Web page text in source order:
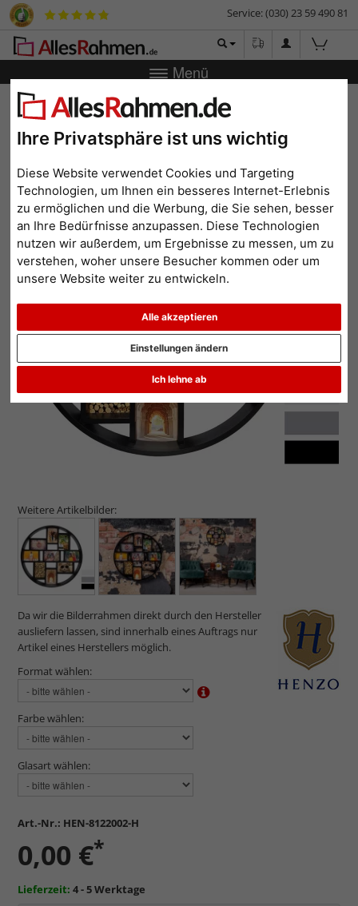
Ihre Privatsphäre ist uns wichtig
Diese Website verwendet Cookies und Targeting
Technologien, um Ihnen ein besseres Internet-Erlebnis
zu ermöglichen und die Werbung, die Sie sehen, besser
an Ihre Bedürfnisse anzupassen. Diese Technologien
nutzen wir außerdem, um Ergebnisse zu messen, um zu
verstehen, woher unsere Besucher kommen oder um
unsere Website weiter zu entwickeln.
Alle akzeptieren
Ich lehne ab
Einstellungen ändern
Service: (030) 23 59 490 81
Menü
Zurück Bilderrahmen-Shop Bilderrahmen
Discus
Collagerahmen Discus
Zurück
Weitere Artikelbilder:
Da wir die Bilderrahmen direkt durch den Hersteller
ausliefern lassen, sind innerhalb eines Auftrags nur
Artikel eines Herstellers möglich.
Format wählen:
Farbe wählen:
Glasart wählen:
Art.-Nr.: HEN-8122002-H
0,00 €*
Lieferzeit: 4 - 5 Werktage